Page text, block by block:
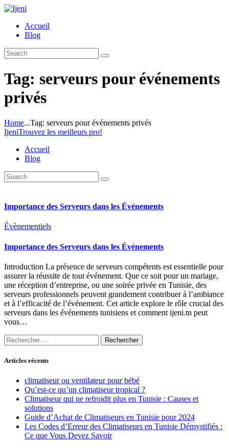
Accueil
Blog
Tag: serveurs pour événements
privés
Home...Tag: serveurs pour événements privés
IjeniTrouvez les meilleurs pro!
Accueil
Blog
Importance des Serveurs dans les Événements
Évènementiels
Importance des Serveurs dans les Événements
Introduction La présence de serveurs compétents est essentielle pour
assurer la réussite de tout événement. Que ce soit pour un mariage,
une réception d’entreprise, ou une soirée privée en Tunisie, des
serveurs professionnels peuvent grandement contribuer à l’ambiance
et à l’efficacité de l’événement. Cet article explore le rôle crucial des
serveurs dans les événements tunisiens et comment ijeni.tn peut
vous…
Rechercher :
Articles récents
climatiseur ou ventilateur pour bébé
Qu’est-ce qu’un climatiseur tropical ?
Climatiseur qui ne refroidit plus en Tunisie : Causes et
solutions
Guide d’Achat de Climatiseurs en Tunisie pour 2024
Les Codes d’Erreur des Climatiseurs en Tunisie Démystifiés :
Ce que Vous Devez Savoir